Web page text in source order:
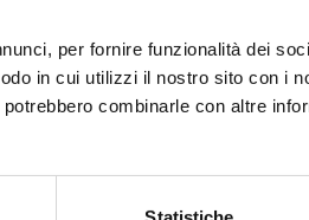
per fornire funzionalità dei
in cui utilizzi il nostro sito con i
combinarle con altre
PREVENTIVO